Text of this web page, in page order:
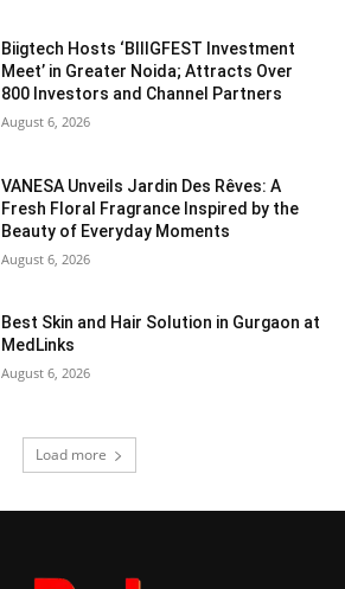
Biigtech Hosts ‘BIIIGFEST Investment
Meet’ in Greater Noida; Attracts Over
800 Investors and Channel Partners
August 6, 2026
VANESA Unveils Jardin Des Rêves: A
Fresh Floral Fragrance Inspired by the
Beauty of Everyday Moments
August 6, 2026
Best Skin and Hair Solution in Gurgaon at
MedLinks
August 6, 2026
Load more